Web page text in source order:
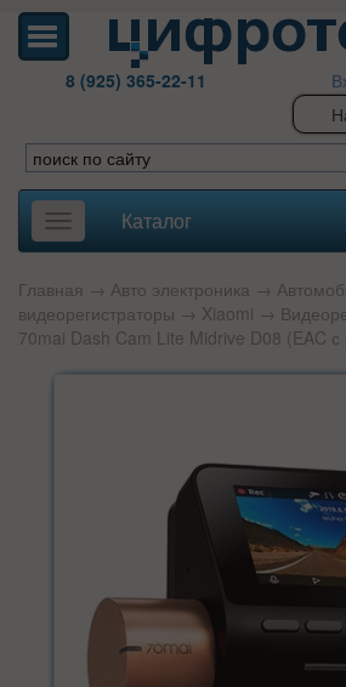
8 (925) 365-22-11
Toggle
navigation
Каталог
Главная → Авто электроника →
видеорегистраторы → Xiaomi →
70mai Dash Cam Lite Midrive D08 (EAC с